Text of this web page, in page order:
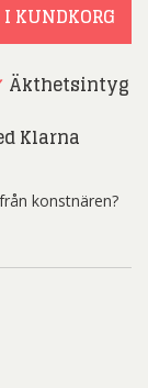
KUNDKORG
Äkthetsintyg
Klarna
konstnären?